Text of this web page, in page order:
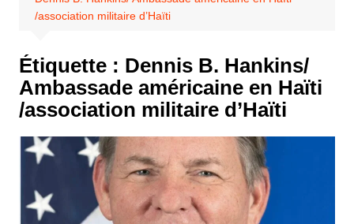
/association militaire d’Haïti
Étiquette : Dennis B. Hankins/
Ambassade américaine en Haïti
/association militaire d’Haïti